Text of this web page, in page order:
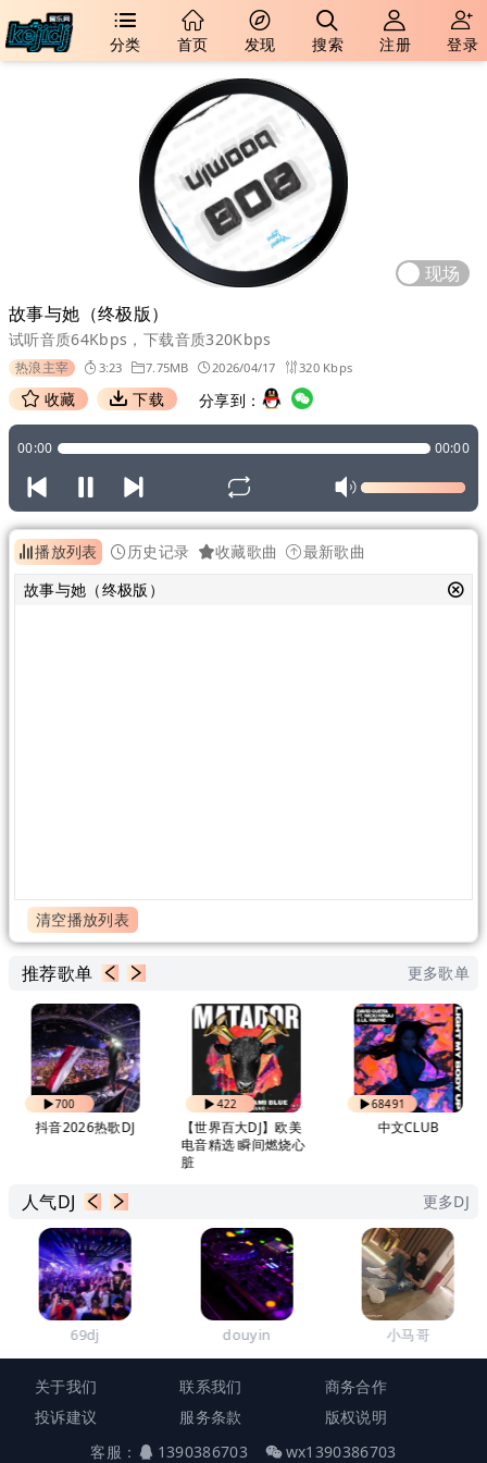
分类 首页 发现 搜索 注册 登录
现场
故事与她（终极版）
试听音质64Kbps，下载音质320Kbps
热浪主宰 3:23 7.75MB 2026/04/17 320 Kbps
收藏 下载 分享到：
00:00 00:00
播放列表 历史记录 收藏歌曲
最新歌曲
故事与她（终极版）
清空播放列表
推荐歌单 更多歌单
700
抖音2026热歌DJ
422
【世界百大DJ】欧美
电音精选 瞬间燃烧心
脏
68491
中文CLUB
人气DJ 更多DJ
69dj douyin 小马哥
关于我们 联系我们
商务合作
投诉建议
服务条款
版权说明
客服：
1390386703 wx1390386703